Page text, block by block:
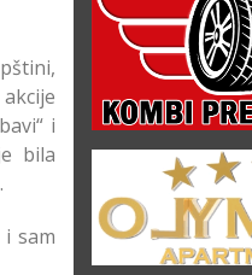
i
bila
sam